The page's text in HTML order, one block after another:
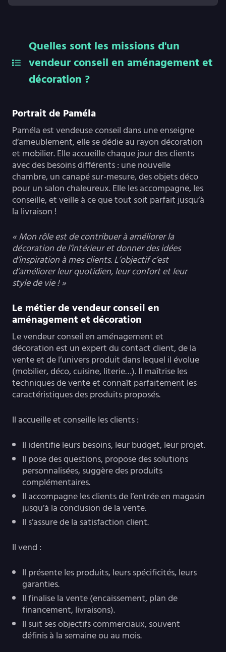
Quelles sont les missions d'un
vendeur conseil en aménagement et
décoration ?
Portrait de Paméla
Paméla est vendeuse conseil dans une enseigne
d’ameublement, elle se dédie au rayon décoration
et mobilier. Elle accueille chaque jour des clients
avec des besoins différents : une nouvelle
chambre, un canapé sur-mesure, des objets déco
pour un salon chaleureux. Elle les accompagne, les
conseille, et veille à ce que tout soit parfait jusqu’à
la livraison !
« Mon rôle est de contribuer à améliorer la
décoration de l’intérieur et donner des idées
d’inspiration à mes clients. L’objectif c’est
d’améliorer leur quotidien, leur confort et leur
style de vie ! »
Le métier de vendeur conseil en
aménagement et décoration
Le vendeur conseil en aménagement et
décoration est un expert du contact client, de la
vente et de l’univers produit dans lequel il évolue
(mobilier, déco, cuisine, literie…). Il maîtrise les
techniques de vente et connaît parfaitement les
caractéristiques des produits proposés.
Il accueille et conseille les clients :
Il identifie leurs besoins, leur budget, leur projet.
Il pose des questions, propose des solutions
personnalisées, suggère des produits
complémentaires.
Il accompagne les clients de l’entrée en magasin
jusqu’à la conclusion de la vente.
Il s’assure de la satisfaction client.
Il vend :
Il présente les produits, leurs spécificités, leurs
garanties.
Il finalise la vente (encaissement, plan de
financement, livraisons).
Il suit ses objectifs commerciaux, souvent
définis à la semaine ou au mois.